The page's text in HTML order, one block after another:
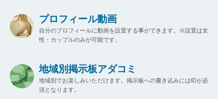
プロフィール動画
自分のプロフィールに動画を設置する事ができます。※設置は女
性・カップルのみが可能です。
地域別掲示板アダコミ
地域別でお楽しみいただけます。掲示板への書き込みにはIDが必
須となります。